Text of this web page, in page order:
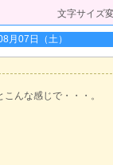
文字サイズ
月07日（土）
んな感じで・・・。